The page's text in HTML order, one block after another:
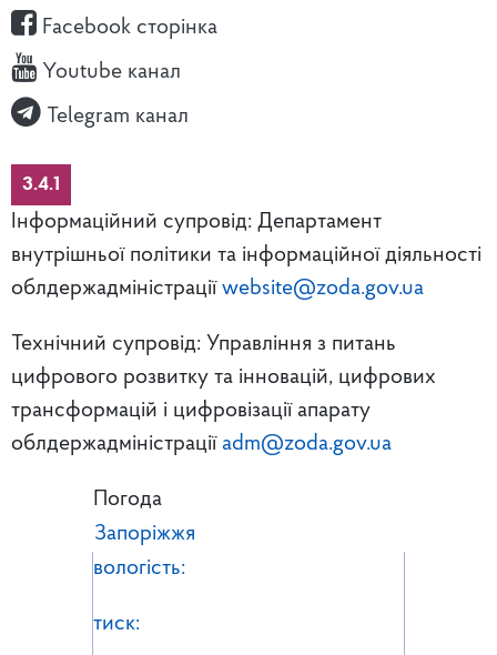
Facebook сторінка
Youtube канал
Telegram канал
3.4.1
Інформаційний супровід: Департамент
внутрішньої політики та інформаційної діяльності
облдержадміністрації website@zoda.gov.ua
Технічний супровід: Управління з питань
цифрового розвитку та інновацій, цифрових
трансформацій і цифровізації апарату
облдержадміністрації adm@zoda.gov.ua
Погода
Запоріжжя
вологість:
тиск: